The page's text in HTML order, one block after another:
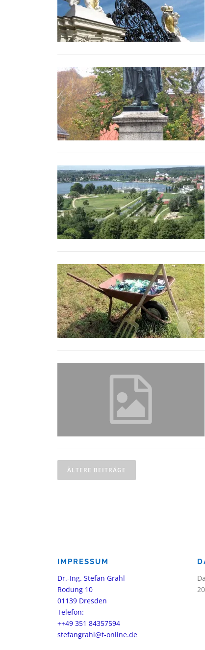
B
e
g
s
n
a
ÄLTERE BEITRÄGE
IMPRESSUM
Dr.-Ing. Stefan Grahl
Rodung 10
01139 Dresden
Telefon:
++49 351 84357594
stefangrahl@t-online.de